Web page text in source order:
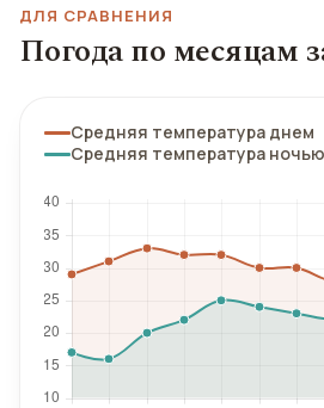
ДЛЯ СРАВНЕНИЯ
Погода по месяцам
Средняя температура днем
Средняя температура ночью